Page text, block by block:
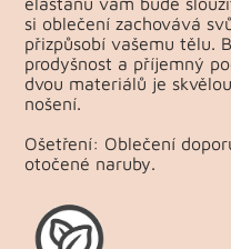
si oblečení zachovává
přizpůsobí vašemu tělu.
prodyšnost a příjemný
dvou materiálů je
nošení.
Ošetření: Oblečení
otočené naruby.